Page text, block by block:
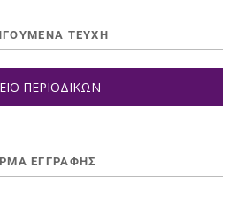
ΤΕΥΧΗ
ΠΕΡΙΟΔΙΚΩΝ
ΕΓΓΡΑΦΉΣ